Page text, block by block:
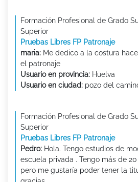
Formación Profesional de Grado
Superior
Pruebas Libres FP Patronaje
maria: Me dedico a la costura
el patronaje
Usuario en provincia: Huelva
Usuario en ciudad: pozo del
Formación Profesional de Grado
Superior
Pruebas Libres FP Patronaje
Pedro: Hola. Tengo estudios de
escuela privada . Tengo más de 20
pero me gustaría poder tener la